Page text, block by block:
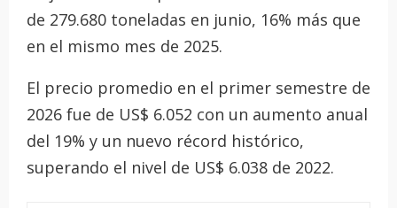
de 279.680 toneladas en junio, 16% más que
en el mismo mes de 2025.
El precio promedio en el primer semestre de
2026 fue de US$ 6.052 con un aumento anual
del 19% y un nuevo récord histórico,
superando el nivel de US$ 6.038 de 2022.